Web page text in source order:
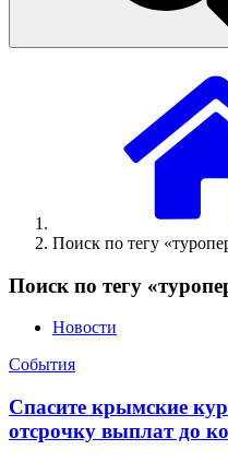
Поиск по тегу
Поиск по тегу
Новости
События
Спасите крымские
отсрочку выплат до